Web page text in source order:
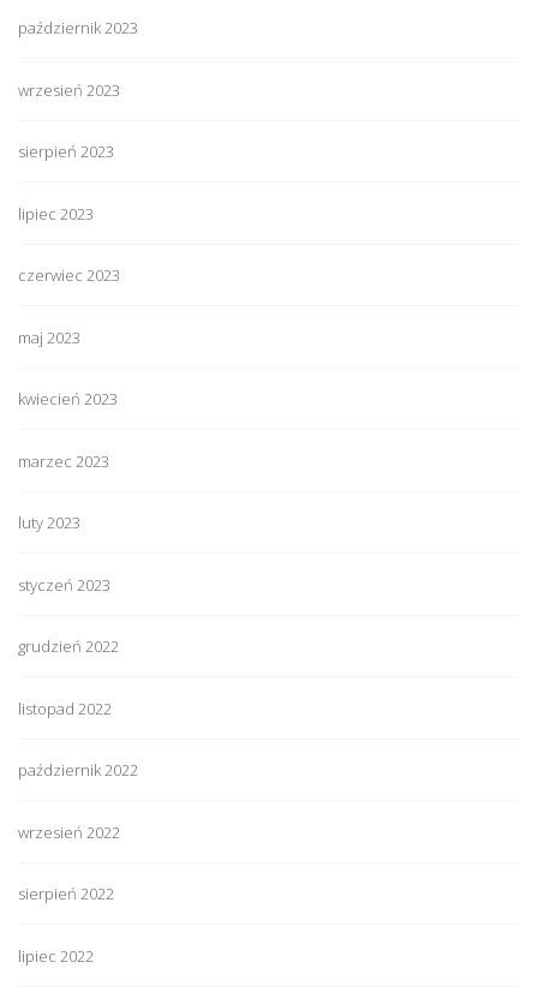
październik 2023
wrzesień 2023
sierpień 2023
lipiec 2023
czerwiec 2023
maj 2023
kwiecień 2023
marzec 2023
luty 2023
styczeń 2023
grudzień 2022
listopad 2022
październik 2022
wrzesień 2022
sierpień 2022
lipiec 2022